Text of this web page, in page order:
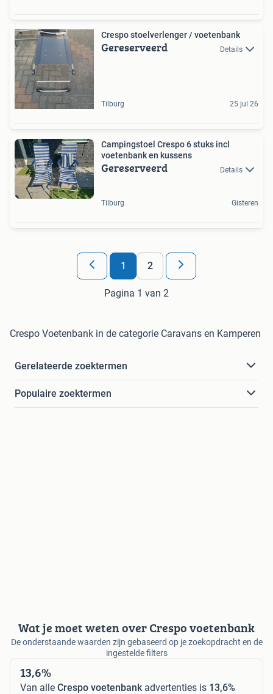
Crespo stoelverlenger / voetenbank
Gereserveerd Details
Tilburg 25 jul 26
Campingstoel Crespo 6 stuks incl
voetenbank en kussens
Gereserveerd Details
Tilburg Gisteren
1 2
Pagina 1 van 2
Crespo Voetenbank in de categorie Caravans en Kamperen
Gerelateerde zoektermen
Populaire zoektermen
Wat je moet weten over Crespo voetenbank
De onderstaande waarden zijn gebaseerd op je zoekopdracht en de
ingestelde filters
13,6%
Van alle Crespo voetenbank advertenties is 13,6%